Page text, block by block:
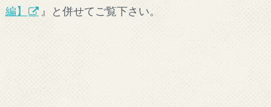
編】
』と併せてご覧下さい。